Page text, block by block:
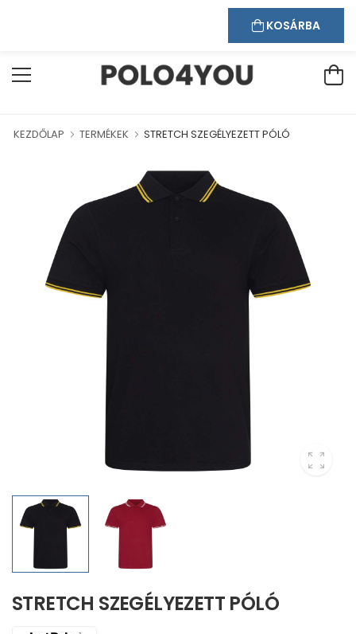
Bejelentkezés Regisztráció
KEZDŐLAP TERMÉKEK STRETCH SZEGÉLYEZETT PÓLÓ
STRETCH SZEGÉLYEZETT PÓLÓ
KOSÁRBA